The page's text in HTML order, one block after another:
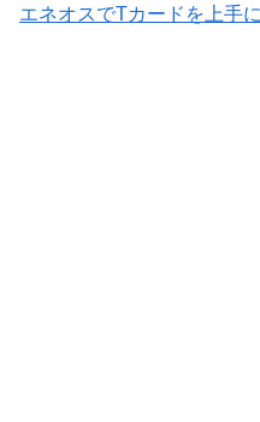
エネオスでTカードを上手